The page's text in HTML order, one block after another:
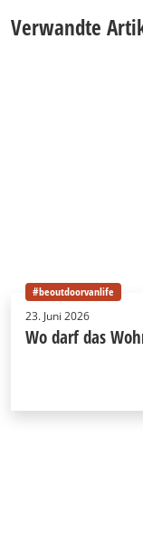
Verwandte
#beoutdoorvanlife
23. Juni 2026
Wo darf das